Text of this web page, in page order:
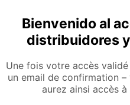
Bienvenido al
distribuidores
Une fois votre accès
un email de confirmation
aurez ainsi accès